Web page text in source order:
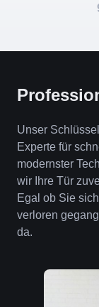
Unser
Experte für
modernster
wir Ihre Tür
Egal ob Sie
verloren
da.